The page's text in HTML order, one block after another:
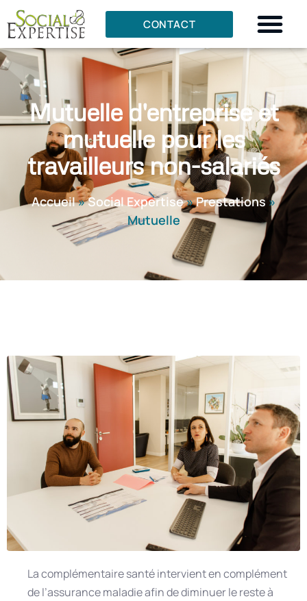
CONTACT
Mutuelle d'entreprise et
mutuelle pour les
travailleurs non-salariés
Accueil»Social Expertise»Prestations»
Mutuelle
La complémentaire santé intervient en complément
de l’assurance maladie afin de diminuer le reste à